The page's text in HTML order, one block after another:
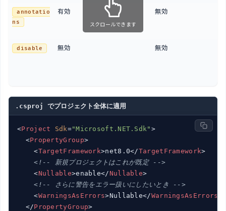
annotatio
ns
有効 無効
disable 無効 無効
スクロールできます
.csproj でプロジェクト全体に適用
<Project Sdk="Microsoft.NET.Sdk" >
<PropertyGroup>
<TargetFramework>net8.0</TargetFramework>
<!-- 新規プロジェクトはこれが既定 -->
<Nullable>enable</Nullable>
<!-- さらに警告をエラー扱いにしたいとき -->
<WarningsAsErrors>Nullable</WarningsAsErrors
</PropertyGroup>